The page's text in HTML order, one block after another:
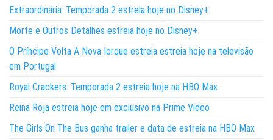
Extraordinária: Temporada 2 estreia hoje no Disney+
Morte e Outros Detalhes estreia hoje no Disney+
O Príncipe Volta A Nova Iorque estreia estreia hoje na televisão
em Portugal
Royal Crackers: Temporada 2 estreia hoje na HBO Max
Reina Roja estreia hoje em exclusivo na Prime Video
The Girls On The Bus ganha trailer e data de estreia na HBO Max